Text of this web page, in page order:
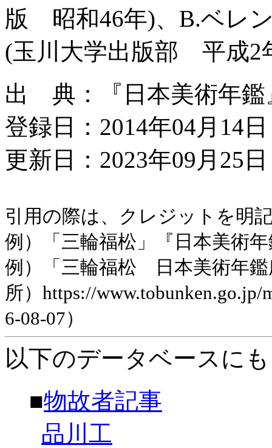
版 昭和46年)、B.ベレ
(玉川大学出版部 平成
出 典：『日本美術年鑑
登録日：2014年04月14日
更新日：2023年09月25
引用の際は、クレジットを明
例）「三輪福松」『日本美術
例）「三輪福松 日本美術年鑑
所）https://
6-08-07）
以下のデータベースに
■物故者記事
品川工